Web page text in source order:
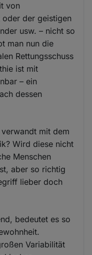
von
der geistigen
usw. – nicht so
man nun die
Rettungsschuss
ist mit
– ein
dessen
mit dem
Wird diese nicht
Menschen
aber so richtig
lieber doch
bedeutet es so
Variabilität